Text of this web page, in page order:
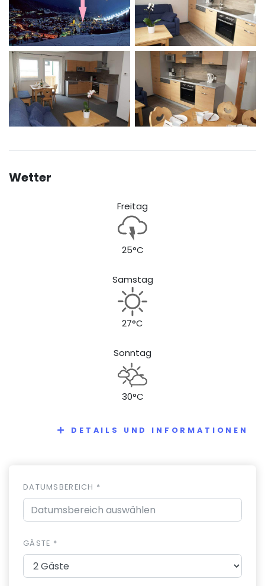
Wetter
Freitag
25°C
Samstag
27°C
Sonntag
30°C
DETAILS UND INFORMATIONEN
DATUMSBEREICH *
GÄSTE *